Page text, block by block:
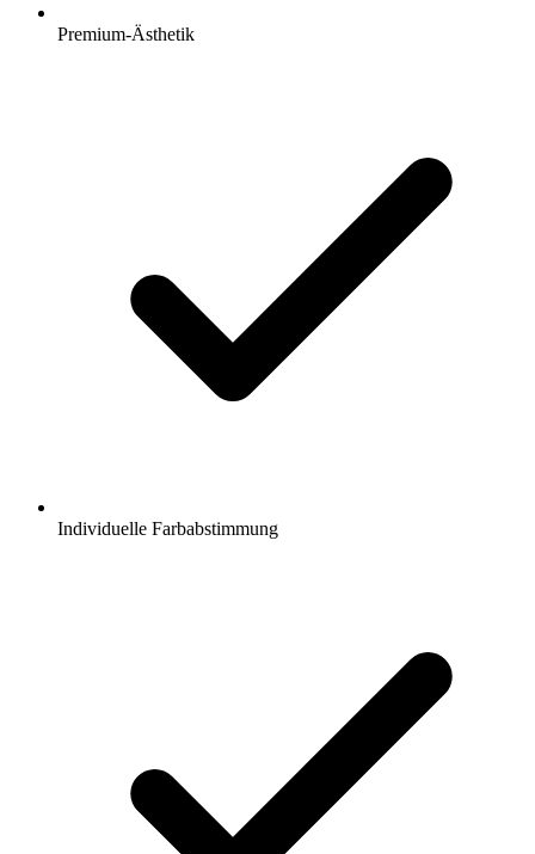
Premium-Ästhetik
Individuelle Farbabstimmung